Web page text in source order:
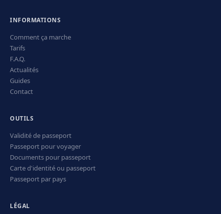
INFORMATIONS
Comment ça marche
Tarifs
F.A.Q.
Actualités
Guides
Contact
OUTILS
Validité de passeport
Passeport pour voyager
Documents pour passeport
Carte d'identité ou passeport
Passeport par pays
LÉGAL